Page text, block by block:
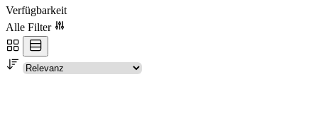
Verfügbarkeit
Alle Filter